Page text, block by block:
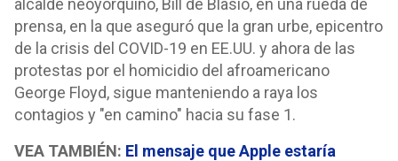
alcalde neoyorquino, Bill de Blasio, en una rueda de
prensa, en la que aseguró que la gran urbe, epicentro
de la crisis del COVID-19 en EE.UU. y ahora de las
protestas por el homicidio del afroamericano
George Floyd, sigue manteniendo a raya los
contagios y "en camino" hacia su fase 1.
VEA TAMBIÉN: El mensaje que Apple estaría